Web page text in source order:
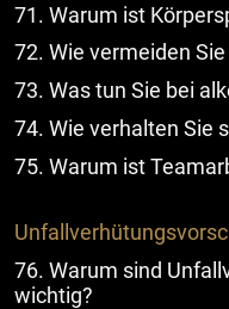
71. Warum ist
72. Wie vermeiden
73. Was tun Sie bei
74. Wie verhalten Sie
75. Warum ist
76. Warum sind
wichtig?